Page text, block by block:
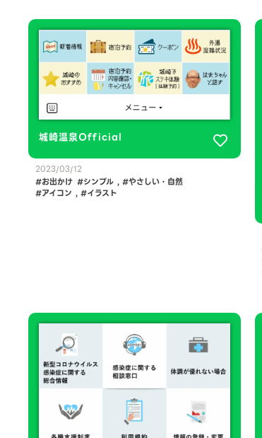
城崎温泉Official
2023/03/12
お出かけ
シンプル ,
やさしい・自然
アイコン , イラスト